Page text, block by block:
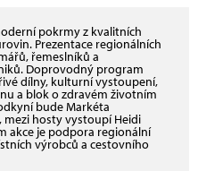
pokrmy z kvalitních
Prezentace regionálních
řemeslníků a
Doprovodný program
dílny, kulturní vystoupení,
a blok o zdravém životním
bude Markéta
mezi hosty vystoupí Heidi
akce je podpora regionální
výrobců a cestovního